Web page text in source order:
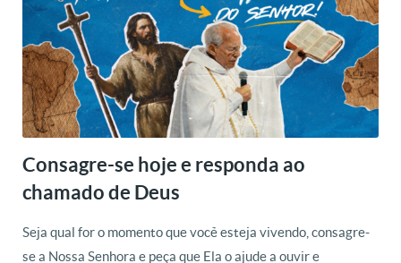
Consagre-se hoje e responda ao
chamado de Deus
Seja qual for o momento que você esteja vivendo, consagre-
se a Nossa Senhora e peça que Ela o ajude a ouvir e